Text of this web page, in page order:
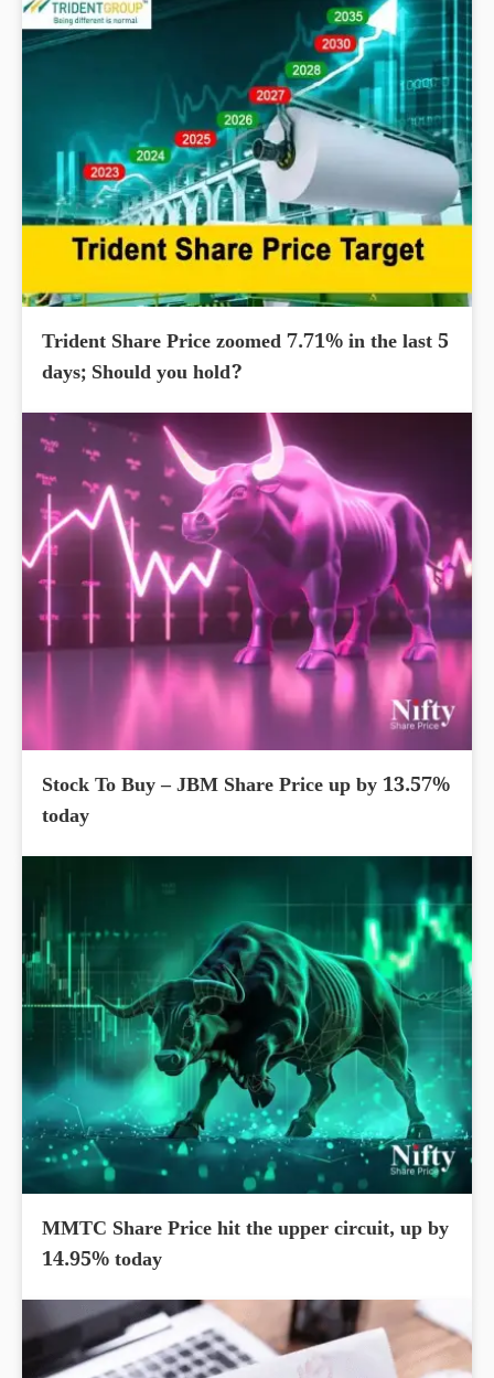
Trident Share Price zoomed 7.71% in the last 5
days; Should you hold?
Stock To Buy – JBM Share Price up by 13.57%
today
MMTC Share Price hit the upper circuit, up by
14.95% today